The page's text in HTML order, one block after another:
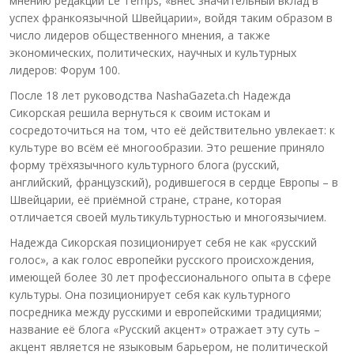
успех франкоязычной Швейцарии», войдя таким образом в
число лидеров общественного мнения, а также
экономических, политических, научных и культурных
лидеров: Форум 100.
После 18 лет руководства NashaGazeta.ch Надежда
Сикорская решила вернуться к своим истокам и
сосредоточиться на том, что её действительно увлекает: к
культуре во всём её многообразии. Это решение приняло
форму трёхязычного культурного блога (русский,
английский, французский), родившегося в сердце Европы – в
Швейцарии, её приёмной стране, стране, которая
отличается своей мультикультурностью и многоязычием.
Надежда Сикорская позиционирует себя не как «русский
голос», а как голос европейки русского происхождения,
имеющей более 30 лет профессионального опыта в сфере
культуры. Она позиционирует себя как культурного
посредника между русскими и европейскими традициями;
название её блога «Русский акцент» отражает эту суть –
акцент является не языковым барьером, не политической